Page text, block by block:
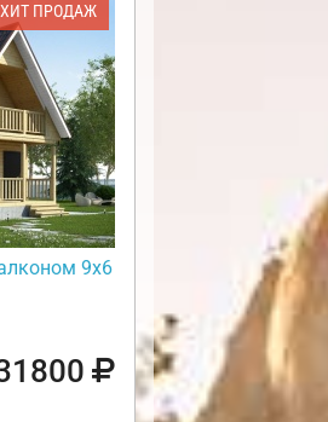
ПРОДАЖ
9х6